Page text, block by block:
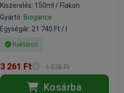
Kiszerelés: 150ml / Flakon
Gyártó: Biogance
Egységár: 21 740 Ft / l
Raktáron
3 261 Ft 4 076 Ft
Kosárba